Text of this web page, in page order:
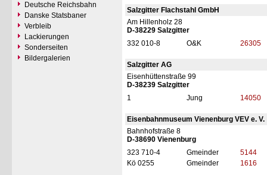
Deutsche Reichsbahn
Danske Statsbaner
Verbleib
Lackierungen
Sonderseiten
Bildergalerien
Salzgitter Flachstahl GmbH
Am Hillenholz 28
D-38229 Salzgitter
332 010-8
O&K 26305
Salzgitter AG
Eisenhüttenstraße 99
D-38239 Salzgitter
1
Jung 14050
Eisenbahnmuseum Vienenburg VEV e. V.
Bahnhofstraße 8
D-38690 Vienenburg
323 710-4
Gmeinder
5144
Kö 0255
Gmeinder 1616